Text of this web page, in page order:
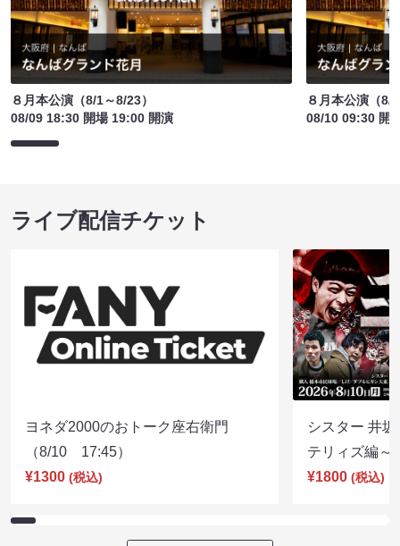
８月本公演（8/1～8/23）
08/09 18:30 開場 19:00 開演
８月本公演（8/
08/10 09:30 開
ライブ配信チケット
ヨネダ2000のおトーク座右衛門
（8/10 17:45）
¥1300 (税込)
シスター 井
テリィズ編
¥1800 (税込)